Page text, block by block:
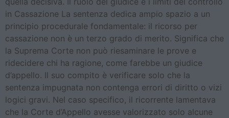
in Cassazione La sentenza dedica ampio spazio a un
principio procedurale fondamentale: il ricorso per
cassazione non è un terzo grado di merito. Significa che
la Suprema Corte non può riesaminare le prove e
ridecidere chi ha ragione, come farebbe un giudice
d’appello. Il suo compito è verificare solo che la
sentenza impugnata non contenga errori di diritto o vizi
logici gravi. Nel caso specifico, il ricorrente lamentava
che la Corte d’Appello avesse valorizzato solo alcune